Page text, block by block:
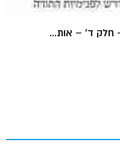
חלק ד' – אות...